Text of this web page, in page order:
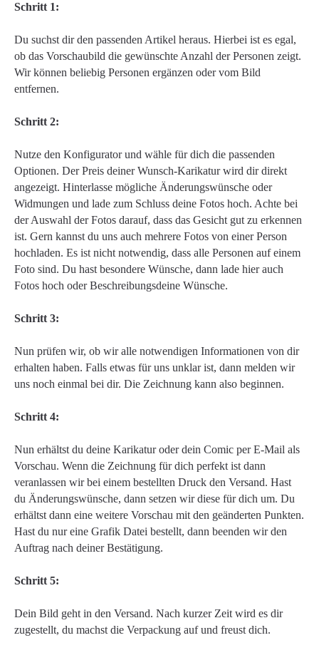
Schritt 1:
Du suchst dir den passenden Artikel heraus. Hierbei ist es egal,
ob das Vorschaubild die gewünschte Anzahl der Personen zeigt.
Wir können beliebig Personen ergänzen oder vom Bild
entfernen.
Schritt 2:
Nutze den Konfigurator und wähle für dich die passenden
Optionen. Der Preis deiner Wunsch-Karikatur wird dir direkt
angezeigt. Hinterlasse mögliche Änderungswünsche oder
Widmungen und lade zum Schluss deine Fotos hoch. Achte bei
der Auswahl der Fotos darauf, dass das Gesicht gut zu erkennen
ist. Gern kannst du uns auch mehrere Fotos von einer Person
hochladen. Es ist nicht notwendig, dass alle Personen auf einem
Foto sind. Du hast besondere Wünsche, dann lade hier auch
Fotos hoch oder Beschreibungsdeine Wünsche.
Schritt 3:
Nun prüfen wir, ob wir alle notwendigen Informationen von dir
erhalten haben. Falls etwas für uns unklar ist, dann melden wir
uns noch einmal bei dir. Die Zeichnung kann also beginnen.
Schritt 4:
Nun erhältst du deine Karikatur oder dein Comic per E-Mail als
Vorschau. Wenn die Zeichnung für dich perfekt ist dann
veranlassen wir bei einem bestellten Druck den Versand. Hast
du Änderungswünsche, dann setzen wir diese für dich um. Du
erhältst dann eine weitere Vorschau mit den geänderten Punkten.
Hast du nur eine Grafik Datei bestellt, dann beenden wir den
Auftrag nach deiner Bestätigung.
Schritt 5:
Dein Bild geht in den Versand. Nach kurzer Zeit wird es dir
zugestellt, du machst die Verpackung auf und freust dich.